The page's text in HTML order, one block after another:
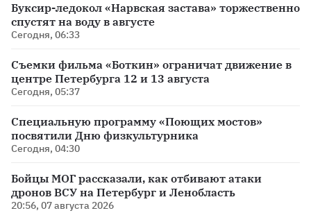
Буксир-ледокол «Нарвская застава» торжественно
спустят на воду в августе
Сегодня, 06:33
Съемки фильма «Боткин» ограничат движение в
центре Петербурга 12 и 13 августа
Сегодня, 05:37
Специальную программу «Поющих мостов»
посвятили Дню физкультурника
Сегодня, 04:30
Бойцы МОГ рассказали, как отбивают атаки
дронов ВСУ на Петербург и Ленобласть
20:56, 07 августа 2026